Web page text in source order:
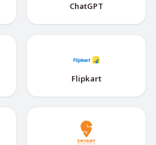
ChatGPT
Flipkart